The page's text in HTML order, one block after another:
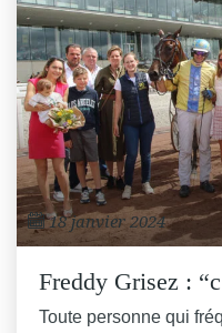
18 janvier 2024
Freddy Grisez :
Toute personne qui